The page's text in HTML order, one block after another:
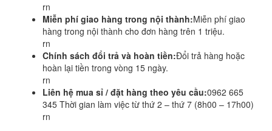
rn
Miễn phí giao hàng trong nội thành:Miễn phí giao
hàng trong nội thành cho đơn hàng trên 1 triệu.
rn
Chính sách đổi trả và hoàn tiền:Đổi trả hàng hoặc
hoàn lại tiền trong vòng 15 ngày.
rn
Liên hệ mua sỉ / đặt hàng theo yêu cầu:0962 665
345 Thời gian làm việc từ thứ 2 – thứ 7 (8h00 – 17h00)
rn